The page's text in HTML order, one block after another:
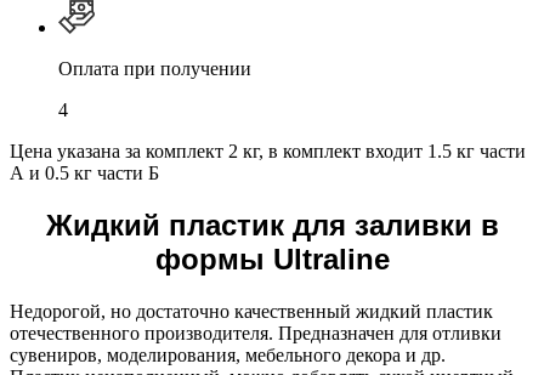
Оплата при получении
4
Цена указана за комплект 2 кг, в комплект входит 1.5 кг части
А и 0.5 кг части Б
Жидкий пластик для заливки в
формы Ultraline
Недорогой, но достаточно качественный жидкий пластик
отечественного производителя. Предназначен для отливки
сувениров, моделирования, мебельного декора и др.